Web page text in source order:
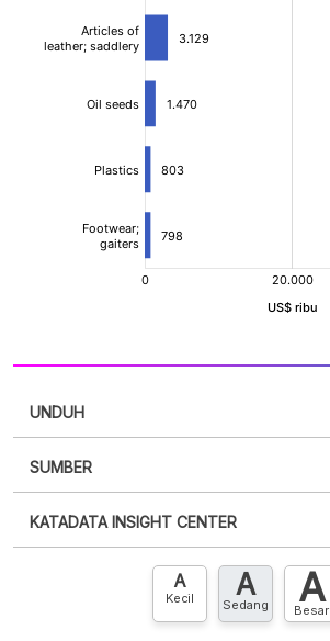
UNDUH
XLS
SUMBER
punya akun?Silakan Daftar sekarang
KATADATA INSIGHT CENTER
Hubungi sekarang »
A
Kecil A
Sedang A
Besar